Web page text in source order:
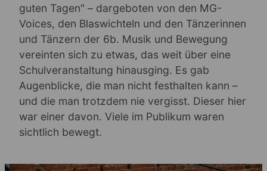
guten Tagen" – dargeboten von den MG-
Voices, den Blaswichteln und den Tänzerinnen
und Tänzern der 6b. Musik und Bewegung
vereinten sich zu etwas, das weit über eine
Schulveranstaltung hinausging. Es gab
Augenblicke, die man nicht festhalten kann –
und die man trotzdem nie vergisst. Dieser hier
war einer davon. Viele im Publikum waren
sichtlich bewegt.